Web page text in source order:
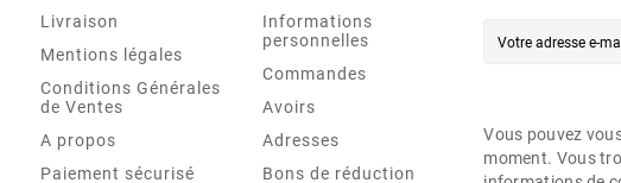
Livraison
Mentions légales
Conditions Générales
de Ventes
A propos
Paiement sécurisé
Informations
personnelles
Commandes
Avoirs
Adresses
Bons de réduction
Vous pouvez
moment. Vous